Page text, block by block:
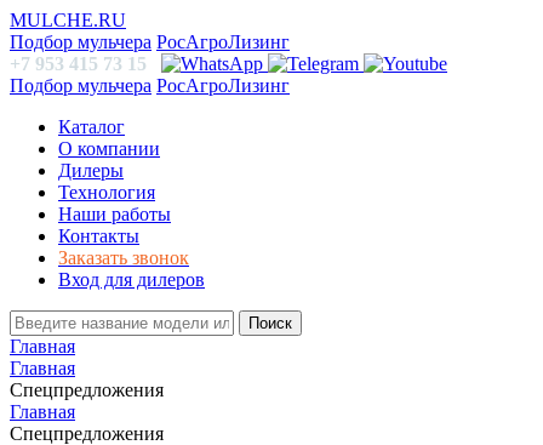
MULCHE.RU
Подбор мульчера РосАгроЛизинг
+7 953 415 73 15
Подбор мульчера РосАгроЛизинг
Каталог
О компании
Дилеры
Технология
Наши работы
Контакты
Заказать звонок
Вход для дилеров
Поиск
Главная
Главная
Спецпредложения
Главная
Спецпредложения